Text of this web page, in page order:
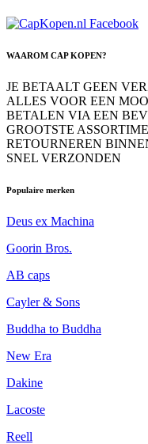
WAAROM CAP KOPEN?
JE BETAALT GEEN
ALLES VOOR EEN
BETALEN VIA EEN
GROOTSTE
RETOURNEREN
SNEL VERZONDEN
Populaire merken
Deus ex Machina
Goorin Bros.
AB caps
Cayler & Sons
Buddha to Buddha
New Era
Dakine
Lacoste
Reell